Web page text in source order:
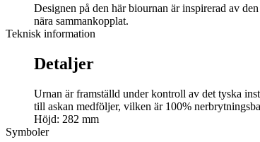
Designen på den här biournan är inspirerad av
nära sammankopplat.
Teknisk information
Detaljer
Urnan är framställd under kontroll av det tyska
till askan medföljer, vilken är 100%
Höjd: 282 mm
Symboler